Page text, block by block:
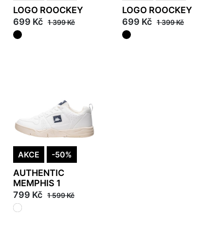
LOGO ROOCKEY
699 Kč 1 399 Kč
LOGO ROOCKEY
699 Kč 1 399 Kč
AKCE -50%
AUTHENTIC
MEMPHIS 1
799 Kč 1 599 Kč